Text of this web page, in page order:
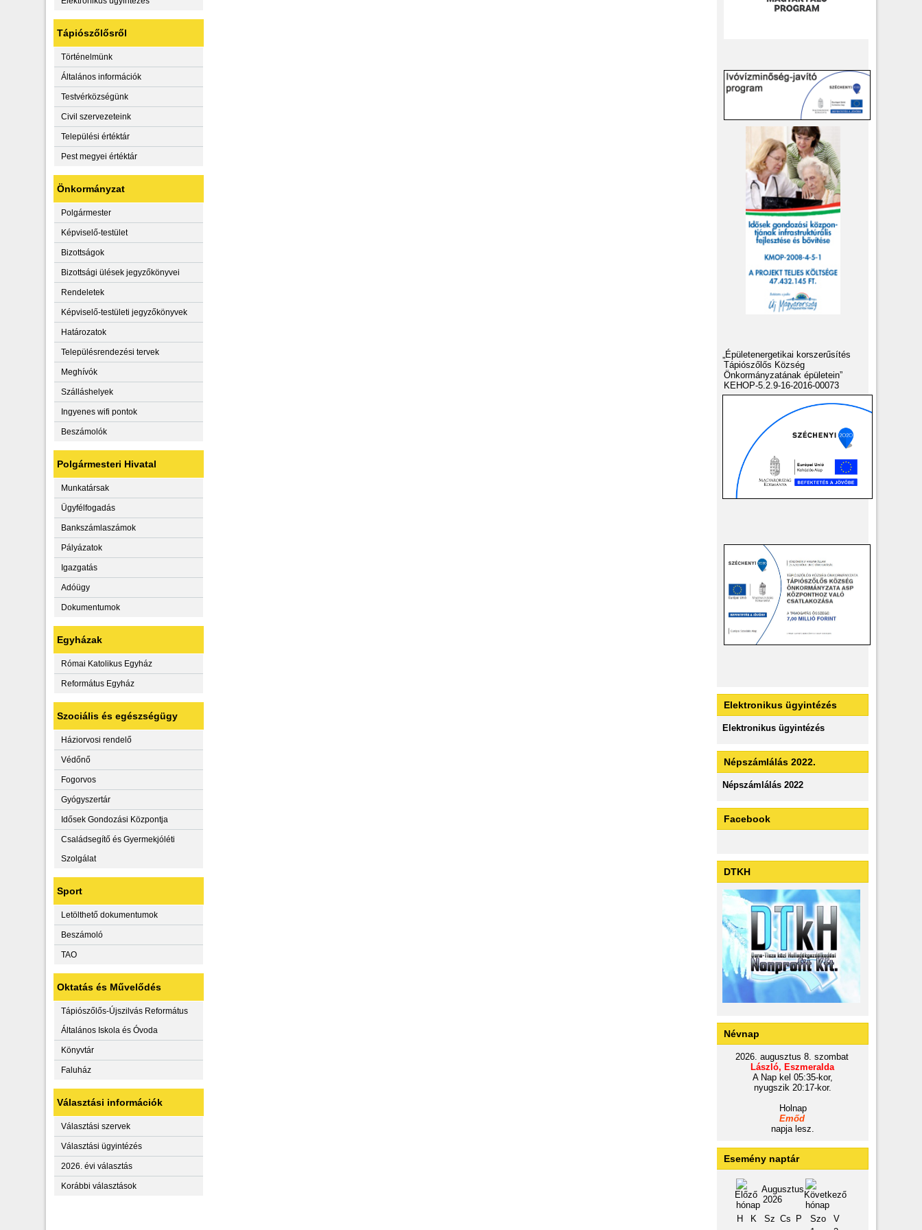
Tápiószőlősről
Történelmünk
Általános információk
Testvérközségünk
Civil szervezeteink
Települési értéktár
Pest megyei értéktár
Önkormányzat
Polgármester
Képviselő-testület
Bizottságok
Bizottsági ülések jegyzőkönyvei
Rendeletek
Képviselő-testületi jegyzőkönyvek
Határozatok
Településrendezési tervek
Meghívók
Szálláshelyek
Ingyenes wifi pontok
Beszámolók
Polgármesteri Hivatal
Munkatársak
Ügyfélfogadás
Bankszámlaszámok
Pályázatok
Igazgatás
Adóügy
Dokumentumok
Egyházak
Római Katolikus Egyház
Református Egyház
Szociális és egészségügy
Háziorvosi rendelő
Védőnő
Fogorvos
Gyógyszertár
Idősek Gondozási Központja
Családsegítő és Gyermekjóléti
Szolgálat
Sport
Letölthető dokumentumok
Beszámoló
TAO
Oktatás és Művelődés
Tápiószőlős-Újszilvás Református
Általános Iskola és Óvoda
Könyvtár
Faluház
Választási információk
Választási szervek
Választási ügyintézés
2026. évi választás
Korábbi választások
„Épületenergetikai korszerűsítés
Tápiószőlős Község
Önkormányzatának épületein”
KEHOP-5.2.9-16-2016-00073
Elektronikus ügyintézés
Elektronikus ügyintézés
Népszámlálás 2022.
Népszámlálás 2022
Facebook
DTKH
Névnap
2026. augusztus 8. szombat
László, Eszmeralda
A Nap kel 05:35-kor,
nyugszik 20:17-kor.
Holnap
Emőd
napja lesz.
Esemény naptár
Augusztus
2026
H
K Sz Cs P Szo
V